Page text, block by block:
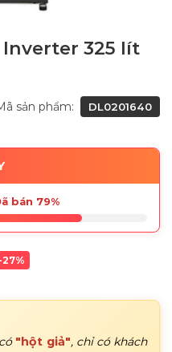
325 lít
sản phẩm: DL0201640
bán 79%
-27%
"hột giả", chỉ có khách